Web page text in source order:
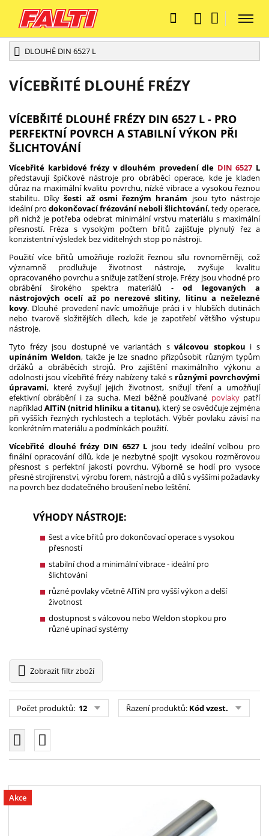
DLOUHÉ DIN 6527 L
VÍCEBŘITÉ DLOUHÉ FRÉZY
VÍCEBŘITÉ DLOUHÉ FRÉZY DIN 6527 L - PRO
PERFEKTNÍ POVRCH A STABILNÍ VÝKON PŘI
ŠLICHTOVÁNÍ
Vícebřité karbidové frézy v dlouhém provedení dle DIN 6527 L
představují špičkové nástroje pro obráběcí operace, kde je kladen
důraz na maximální kvalitu povrchu, nízké vibrace a vysokou řeznou
stabilitu. Díkyšesti až osmi řezným hranám jsou tyto nástroje
ideální pro dokončovací frézování neboli šlichtování, tedy operace,
při nichž je potřeba odebrat minimální vrstvu materiálu s maximální
přesností. Fréza s vysokým počtem břitů zajišťuje plynulý řez a
konzistentní výsledek bez viditelných stop po nástroji.
Použití více břitů umožňuje rozložit řeznou sílu rovnoměrněji, což
významně prodlužuje životnost nástroje, zvyšuje kvalitu
opracovaného povrchu a snižuje zatížení stroje. Frézy jsou vhodné pro
obrábění širokého spektra materiálů -od legovaných a
nástrojových ocelí až po nerezové slitiny, litinu a neželezné
kovy. Dlouhé provedení navíc umožňuje práci i v hlubších dutinách
nebo tvarově složitějších dílech, kde je zapotřebí většího výstupu
nástroje.
Tyto frézy jsou dostupné ve variantách sválcovou stopkou i s
upínáním Weldon, takže je lze snadno přizpůsobit různým typům
držáků a obráběcích strojů. Pro zajištění maximálního výkonu a
odolnosti jsou vícebřité frézy nabízeny také s různými povrchovými
úpravami, které zvyšují jejich životnost, snižují tření a umožňují
efektivní obrábění i za sucha. Mezi běžně používané povlakypatří
například AlTiN (nitrid hliníku a titanu), který se osvědčuje zejména
při vyšších řezných rychlostech a teplotách. Výběr povlaku závisí na
konkrétním materiálu a podmínkách použití.
Vícebřité dlouhé frézy DIN 6527 L jsou tedy ideální volbou pro
finální opracování dílů, kde je nezbytné spojit vysokou rozměrovou
přesnost s perfektní jakostí povrchu. Výborně se hodí pro vysoce
přesné strojírenství, výrobu forem, nástrojů a dílů s vyššími požadavky
na povrch bez dodatečného broušení nebo leštění.
VÝHODY NÁSTROJE:
šest a více břitů pro dokončovací operace s vysokou
přesností
stabilní chod a minimální vibrace - ideální pro
šlichtování
různé povlaky včetně AlTiN pro vyšší výkon a delší
životnost
dostupnost s válcovou nebo Weldon stopkou pro
různé upínací systémy
Zobrazitfiltr zboží
Počet produktů: 12 Řazení produktů: Kód vzest.
Akce